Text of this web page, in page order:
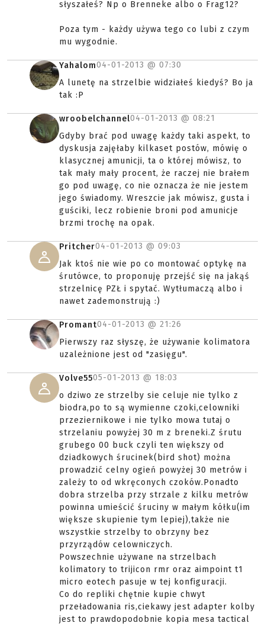
słyszałeś? Np o Brenneke albo o Frag12?
Poza tym - każdy używa tego co lubi z czym
mu wygodnie.
Yahalom04-01-2013 @ 07:30
A lunetę na strzelbie widziałeś kiedyś? Bo ja
tak :P
wroobelchannel04-01-2013 @ 08:21
Gdyby brać pod uwagę każdy taki aspekt, to
dyskusja zajęłaby kilkaset postów, mówię o
klasycznej amunicji, ta o której mówisz, to
tak mały mały procent, że raczej nie brałem
go pod uwagę, co nie oznacza że nie jestem
jego świadomy. Wreszcie jak mówisz, gusta i
guściki, lecz robienie broni pod amunicje
brzmi trochę na opak.
Pritcher04-01-2013 @ 09:03
Jak ktoś nie wie po co montować optykę na
śrutówce, to proponuję przejść się na jakąś
strzelnicę PZŁ i spytać. Wytłumaczą albo i
nawet zademonstrują :)
Promant04-01-2013 @ 21:26
Pierwszy raz słyszę, że używanie kolimatora
uzależnione jest od "zasięgu".
Volve5505-01-2013 @ 18:03
o dziwo ze strzelby sie celuje nie tylko z
biodra,po to są wymienne czoki,celowniki
przeziernikowe i nie tylko mowa tutaj o
strzelaniu powyżej 30 m z breneki.Z śrutu
grubego 00 buck czyli ten większy od
dziadkowych śrucinek(bird shot) można
prowadzić celny ogień powyżej 30 metrów i
zależy to od wkręconych czoków.Ponadto
dobra strzelba przy strzale z kilku metrów
powinna umieścić śruciny w małym kółku(im
większe skupienie tym lepiej),także nie
wszystkie strzelby to obrzyny bez
przyrządów celowniczych.
Powszechnie używane na strzelbach
kolimatory to trijicon rmr oraz aimpoint t1
micro eotech pasuje w tej konfiguracji.
Co do repliki chętnie kupie chwyt
przeładowania ris,ciekawy jest adapter kolby
jest to prawdopodobnie kopia mesa tactical